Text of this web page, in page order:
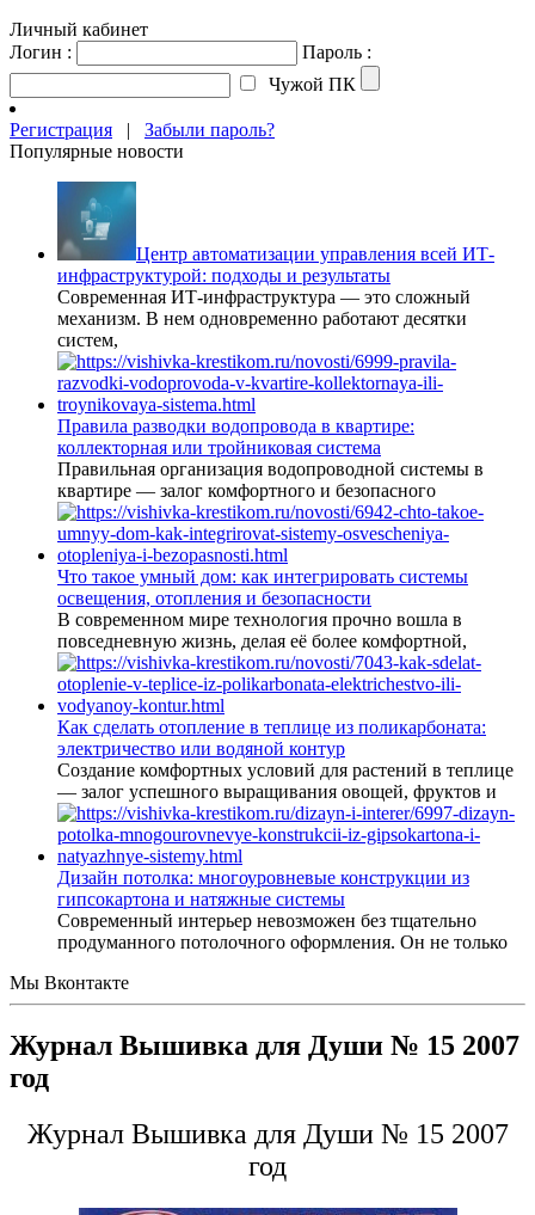
Личный кабинет
Логин :
Пароль :
Чужой ПК
Регистрация | Забыли пароль?
Популярные новости
Центр автоматизации управления всей ИТ-
инфраструктурой: подходы и результаты
Современная ИТ-инфраструктура — это сложный
механизм. В нем одновременно работают десятки
систем,
Правила разводки водопровода в квартире:
коллекторная или тройниковая система
Правильная организация водопроводной системы в
квартире — залог комфортного и безопасного
Что такое умный дом: как интегрировать системы
освещения, отопления и безопасности
В современном мире технология прочно вошла в
повседневную жизнь, делая её более комфортной,
Как сделать отопление в теплице из поликарбоната:
электричество или водяной контур
Создание комфортных условий для растений в теплице
— залог успешного выращивания овощей, фруктов и
Дизайн потолка: многоуровневые конструкции из
гипсокартона и натяжные системы
Современный интерьер невозможен без тщательно
продуманного потолочного оформления. Он не только
Мы Вконтакте
Журнал Вышивка для Души № 15 2007
год
Журнал Вышивка для Души № 15 2007
год